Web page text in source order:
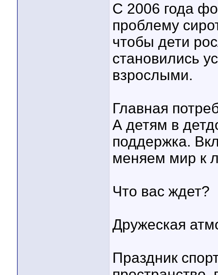
С 2006 года
проблему
чтобы дети
становились
взрослыми.
Главная
А детям в
поддержка.
меняем мир к
Что вас ждет?
Дружеская
Праздник